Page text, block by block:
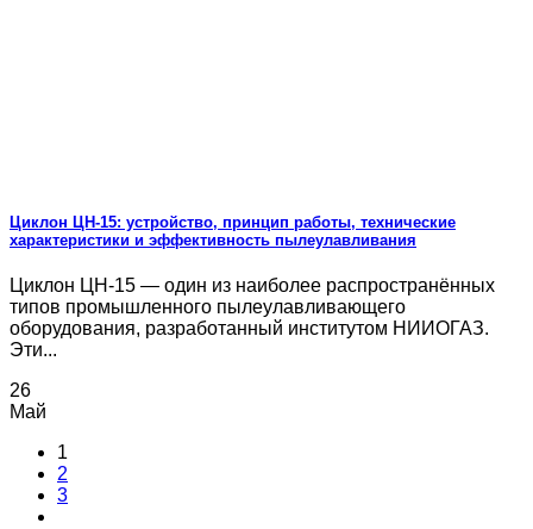
Циклон ЦН-15: устройство, принцип работы, технические
характеристики и эффективность пылеулавливания
Циклон ЦН-15 — один из наиболее распространённых
типов промышленного пылеулавливающего
оборудования, разработанный институтом НИИОГАЗ.
Эти...
26
Май
1
2
3